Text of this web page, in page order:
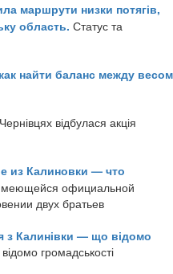
маршрути низки потягів,
область. Статус та
найти баланс между весом
відбулася акція
из Калиновки — что
официальной
двух братьев
з Калинівки — що відомо
громадськості